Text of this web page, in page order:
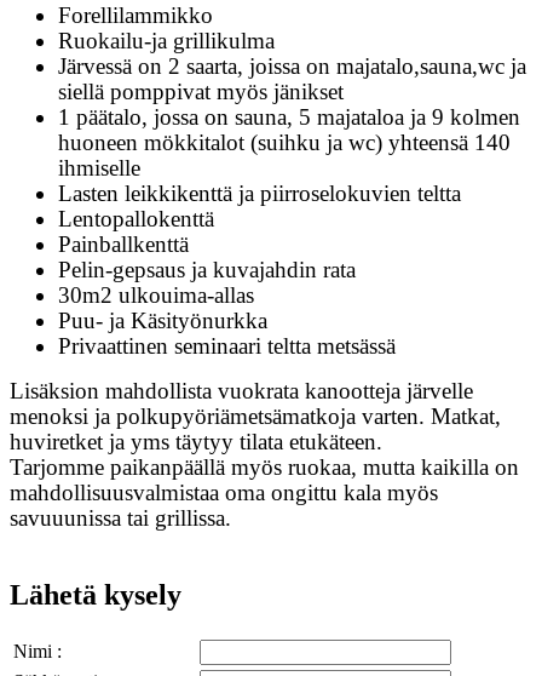
Forellilammikko
Ruokailu-ja grillikulma
Järvessä on 2 saarta, joissa on majatalo,sauna,wc ja
siellä pomppivat myös jänikset
1 päätalo, jossa on sauna, 5 majataloa ja 9 kolmen
huoneen mökkitalot (suihku ja wc) yhteensä 140
ihmiselle
Lasten leikkikenttä ja piirroselokuvien teltta
Lentopallokenttä
Painballkenttä
Pelin-gepsaus ja kuvajahdin rata
30m2 ulkouima-allas
Puu- ja Käsityönurkka
Privaattinen seminaari teltta metsässä
Lisäksion mahdollista vuokrata kanootteja järvelle
menoksi ja polkupyöriämetsämatkoja varten. Matkat,
huviretket ja yms täytyy tilata etukäteen.
Tarjomme paikanpäällä myös ruokaa, mutta kaikilla on
mahdollisuusvalmistaa oma ongittu kala myös
savuuunissa tai grillissa.
Lähetä kysely
Nimi :